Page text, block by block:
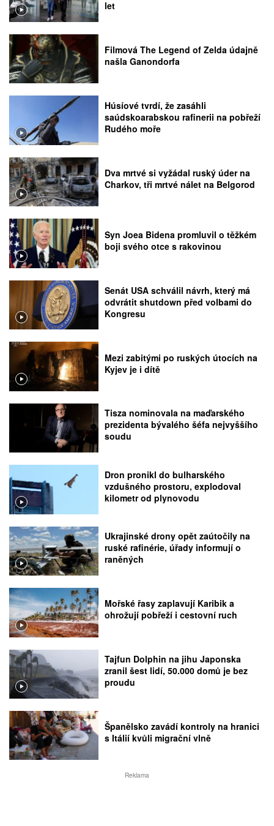
let
Filmová The Legend of Zelda údajně
našla Ganondorfa
Húsíové tvrdí, že zasáhli
saúdskoarabskou rafinerii na pobřeží
Rudého moře
Dva mrtvé si vyžádal ruský úder na
Charkov, tři mrtvé nálet na Belgorod
Syn Joea Bidena promluvil o těžkém
boji svého otce s rakovinou
Senát USA schválil návrh, který má
odvrátit shutdown před volbami do
Kongresu
Mezi zabitými po ruských útocích na
Kyjev je i dítě
Tisza nominovala na maďarského
prezidenta bývalého šéfa nejvyššího
soudu
Dron pronikl do bulharského
vzdušného prostoru, explodoval
kilometr od plynovodu
Ukrajinské drony opět zaútočily na
ruské rafinérie, úřady informují o
raněných
Mořské řasy zaplavují Karibik a
ohrožují pobřeží i cestovní ruch
Tajfun Dolphin na jihu Japonska
zranil šest lidí, 50.000 domů je bez
proudu
Španělsko zavádí kontroly na hranici
s Itálií kvůli migrační vlně
Reklama